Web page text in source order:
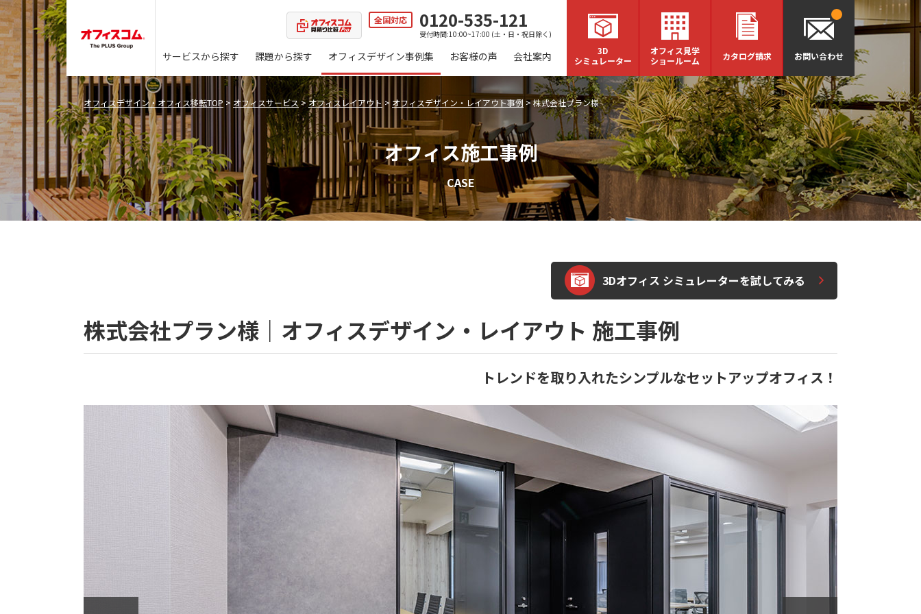
全国対応 0120-535-121
受付時間:10:00~17:00 (土・日・祝日除く)
サービスから探す 課題から探す オフィスデザイン事例集 お客様の声 会社案内
3D
シミュレーター
オフィス見学
ショールーム
カタログ請求 お問い合わせ
オフィスデザイン・オフィス移転TOP > オフィスサービス>オフィスレイアウト > オフィスデザイン・レイアウト事例 >株式会社プラン様
オフィス施工事例
CASE
3Dオフィス シミュレーターを試してみる
株式会社プラン様｜オフィスデザイン・レイアウト 施工事例
トレンドを取り入れたシンプルなセットアップオフィス！